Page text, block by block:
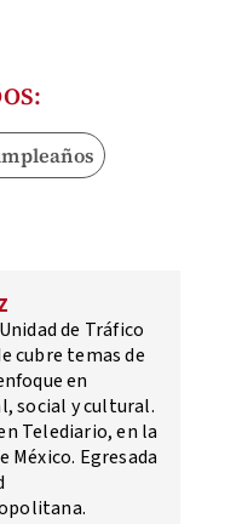
de Tráfico
cubre temas de
en
social y cultural.
Telediario, en la
México. Egresada